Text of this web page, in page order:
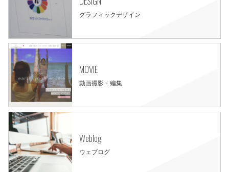
グラフィックデザイン
MOVIE
動画撮影・編集
Weblog
ウェブログ